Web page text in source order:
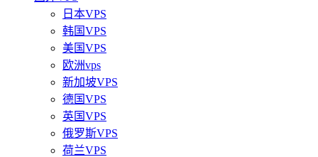
日本VPS
韩国VPS
美国VPS
欧洲vps
新加坡VPS
德国VPS
英国VPS
俄罗斯VPS
荷兰VPS